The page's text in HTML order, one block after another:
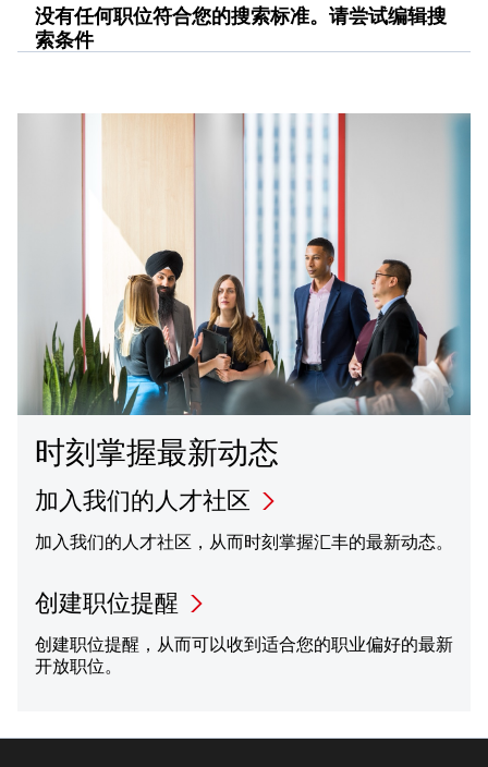
没有任何职位符合您的搜索标准。请尝试编辑搜
索条件
时刻掌握最新动态
加入我们的人才社区
加入我们的人才社区，从而时刻掌握汇丰的最新动态。
创建职位提醒
创建职位提醒，从而可以收到适合您的职业偏好的最新
开放职位。